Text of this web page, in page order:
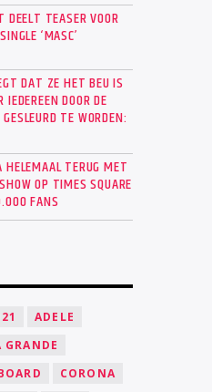
DEELT TEASER VOOR
‘MASC’
DAT ZE HET BEU IS
IEDEREEN DOOR DE
TE WORDEN:
HELEMAAL TERUG MET
OP TIMES SQUARE
FANS
ADELE
CORONA